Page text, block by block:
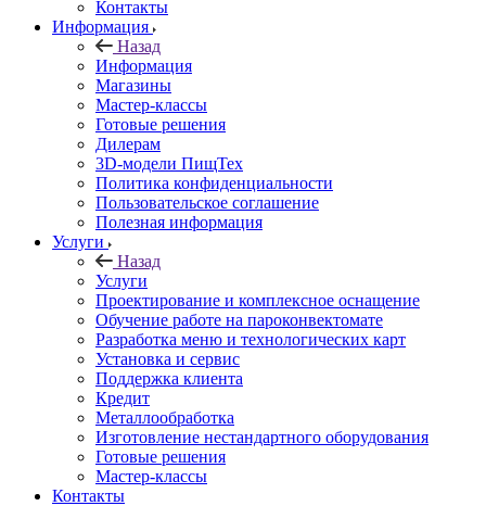
Контакты
Информация
Назад
Информация
Магазины
Мастер-классы
Готовые решения
Дилерам
3D-модели ПищТех
Политика конфиденциальности
Пользовательское соглашение
Полезная информация
Услуги
Назад
Услуги
Проектирование и комплексное оснащение
Обучение работе на пароконвектомате
Разработка меню и технологических карт
Установка и сервис
Поддержка клиента
Кредит
Металлообработка
Изготовление нестандартного оборудования
Готовые решения
Мастер-классы
Контакты